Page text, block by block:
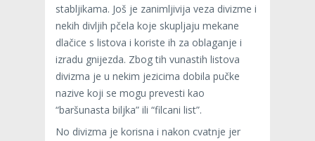
stabljikama. Još je zanimljivija veza divizme i
nekih divljih pčela koje skupljaju mekane
dlačice s listova i koriste ih za oblaganje i
izradu gnijezda. Zbog tih vunastih listova
divizma je u nekim jezicima dobila pučke
nazive koji se mogu prevesti kao
“baršunasta biljka” ili “filcani list”.
No divizma je korisna i nakon cvatnje jer